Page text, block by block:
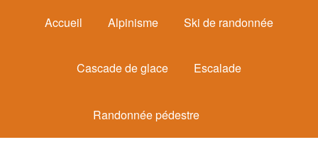
Accueil Alpinisme Ski de randonnée
Cascade de glace Escalade
Randonnée pédestre